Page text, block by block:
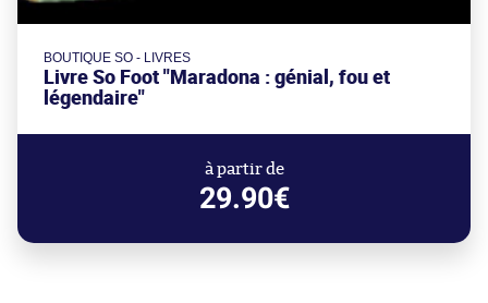
BOUTIQUE SO - LIVRES
Livre So Foot "Maradona : génial, fou et
légendaire"
à partir de
29.90€